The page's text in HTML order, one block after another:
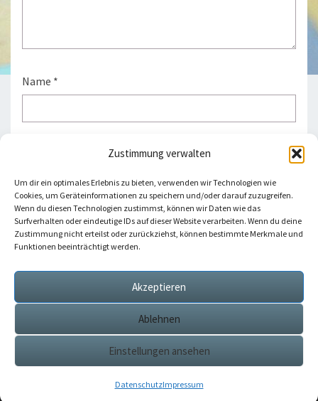
Zustimmung verwalten
Um dir ein optimales Erlebnis zu bieten, verwenden wir Technologien wie
Cookies, um Geräteinformationen zu speichern und/oder darauf zuzugreifen.
Wenn du diesen Technologien zustimmst, können wir Daten wie das
Surfverhalten oder eindeutige IDs auf dieser Website verarbeiten. Wenn du deine
Zustimmung nicht erteilst oder zurückziehst, können bestimmte Merkmale und
Funktionen beeinträchtigt werden.
Akzeptieren
Ablehnen
Einstellungen ansehen
DatenschutzImpressum
Name *
Website